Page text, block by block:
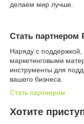
делаем мир лучше.
Стать партнером
Наряду с
маркетинговыми
инструменты для
вашего бизнеса.
Стать партнером
Хотите